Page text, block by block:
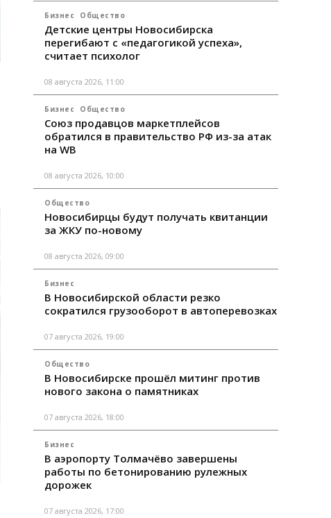
Бизнес Общество
Детские центры Новосибирска
перегибают с «педагогикой успеха»,
считает психолог
08 августа 2026, 11:00
Бизнес Общество
Союз продавцов маркетплейсов
обратился в правительство РФ из-за атак
на WB
08 августа 2026, 10:00
Общество
Новосибирцы будут получать квитанции
за ЖКУ по-новому
08 августа 2026, 09:00
Бизнес
В Новосибирской области резко
сократился грузооборот в автоперевозках
07 августа 2026, 19:00
Общество
В Новосибирске прошёл митинг против
нового закона о памятниках
07 августа 2026, 18:00
Бизнес
В аэропорту Толмачёво завершены
работы по бетонированию рулежных
дорожек
07 августа 2026, 17:00